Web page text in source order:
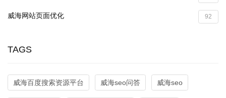
威海网站页面优化 92
TAGS
威海百度搜索资源平台 威海seo问答 威海seo